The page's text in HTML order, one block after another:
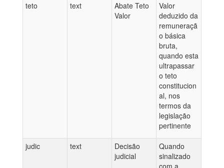
teto text
Abate Teto
Valor
Valor
deduzido da
remuneraçã
o básica
bruta,
quando esta
ultrapassar
o teto
constitucion
al, nos
termos da
legislação
pertinente
judic text
Decisão
judicial
Quando
sinalizado
com a